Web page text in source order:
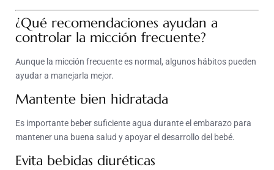
¿Qué recomendaciones ayudan a
controlar la micción frecuente?
Aunque la micción frecuente es normal, algunos hábitos pueden
ayudar a manejarla mejor.
Mantente bien hidratada
Es importante beber suficiente agua durante el embarazo para
mantener una buena salud y apoyar el desarrollo del bebé.
Evita bebidas diuréticas